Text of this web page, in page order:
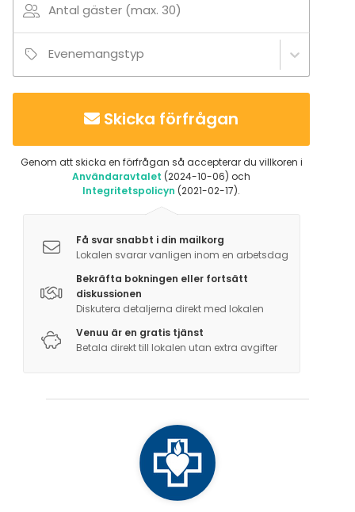
Solvallan urheiluopiston läheisyydessä on 2,6 km
pituinen pururata sekä 3,3 ja 2,2 km pitkät reitit, jotka
ovat talvella hiihtolatuja.
Antal gäster (max. 30)
Evenemangstyp
Skicka förfrågan
Genom att skicka en förfrågan så accepterar du villkoren i
Användaravtalet (2024-10-06) och
Integritetspolicyn (2021-02-17).
Få svar snabbt i din mailkorg
Lokalen svarar vanligen inom en arbetsdag
Bekräfta bokningen eller fortsätt
diskussionen
Diskutera detaljerna direkt med lokalen
Venuu är en gratis tjänst
Betala direkt till lokalen utan extra avgifter